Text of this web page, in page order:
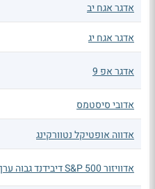
אדגר אגח יב
אדגר אגח יג
אדגר אפ 9
אדובי סיסטמס
אדווה אופטיקל נטוורקינג
אדוויזור S&P 500 דיבידנד גבוה ערך